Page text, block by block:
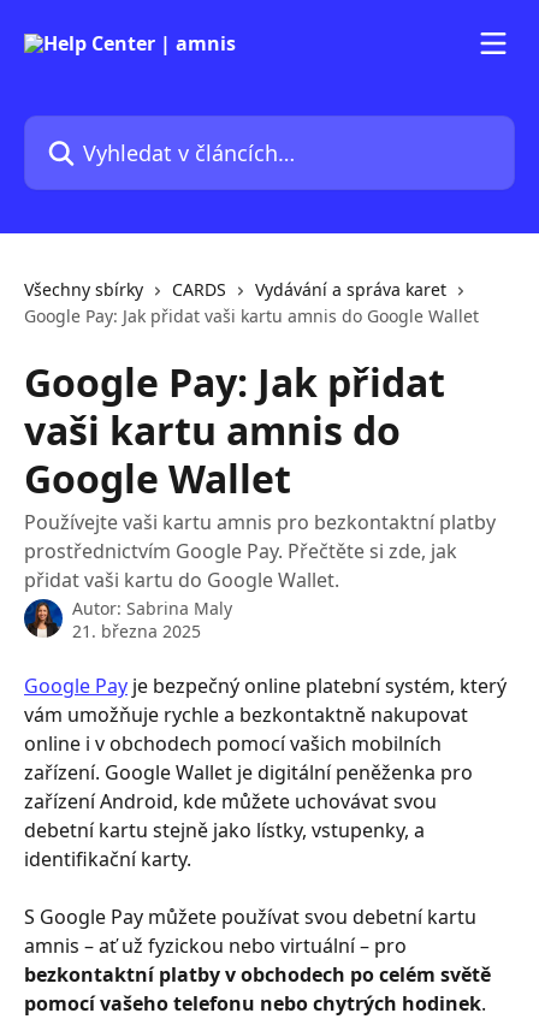
Vyhledat v článcích…
Všechny sbírky CARDS
Vydávání a správa karet
Google Pay: Jak přidat vaši kartu amnis do Google Wallet
Google Pay: Jak přidat
vaši kartu amnis do
Google Wallet
Používejte vaši kartu amnis pro bezkontaktní platby
prostřednictvím Google Pay. Přečtěte si zde, jak
přidat vaši kartu do Google Wallet.
Autor: Sabrina Maly
21. března 2025
Google Pay je bezpečný online platební systém, který
vám umožňuje rychle a bezkontaktně nakupovat
online i v obchodech pomocí vašich mobilních
zařízení. Google Wallet je digitální peněženka pro
zařízení Android, kde můžete uchovávat svou
debetní kartu stejně jako lístky, vstupenky, a
identifikační karty.
S Google Pay můžete používat svou debetní kartu
amnis – ať už fyzickou nebo virtuální – pro
bezkontaktní platby v obchodech po celém světě
pomocí vašeho telefonu nebo chytrých hodinek.